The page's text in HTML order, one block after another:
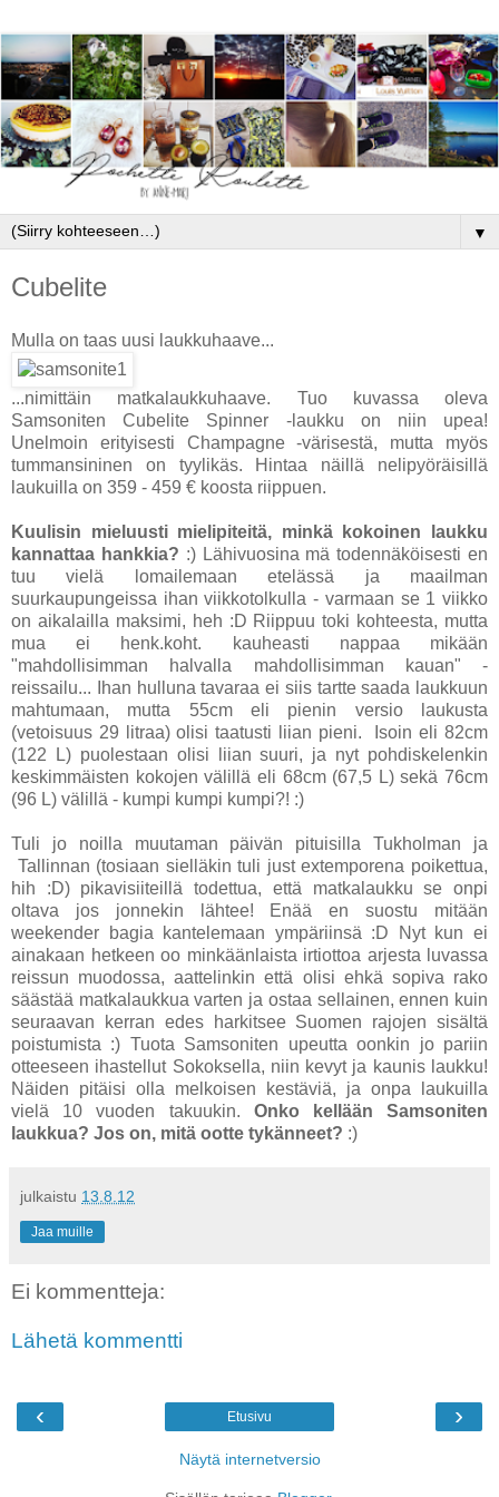
▼
Cubelite
Mulla on taas uusi laukkuhaave...
...nimittäin matkalaukkuhaave. Tuo kuvassa oleva
Samsoniten Cubelite Spinner -laukku on niin upea!
Unelmoin erityisesti Champagne -värisestä, mutta myös
tummansininen on tyylikäs. Hintaa näillä nelipyöräisillä
laukuilla on 359 - 459 € koosta riippuen.
Kuulisin mieluusti mielipiteitä, minkä kokoinen laukku
kannattaa hankkia? :) Lähivuosina mä todennäköisesti en
tuu vielä lomailemaan etelässä ja maailman
suurkaupungeissa ihan viikkotolkulla - varmaan se 1 viikko
on aikalailla maksimi, heh :D Riippuu toki kohteesta, mutta
mua ei henk.koht. kauheasti nappaa mikään
"mahdollisimman halvalla mahdollisimman kauan" -
reissailu... Ihan hulluna tavaraa ei siis tartte saada laukkuun
mahtumaan, mutta 55cm eli pienin versio laukusta
(vetoisuus 29 litraa) olisi taatusti liian pieni. Isoin eli 82cm
(122 L) puolestaan olisi liian suuri, ja nyt pohdiskelenkin
keskimmäisten kokojen välillä eli 68cm (67,5 L) sekä 76cm
(96 L) välillä - kumpi kumpi kumpi?! :)
Tuli jo noilla muutaman päivän pituisilla Tukholman ja
Tallinnan (tosiaan sielläkin tuli just extemporena poikettua,
hih :D) pikavisiiteillä todettua, että matkalaukku se onpi
oltava jos jonnekin lähtee! Enää en suostu mitään
weekender bagia kantelemaan ympäriinsä :D Nyt kun ei
ainakaan hetkeen oo minkäänlaista irtiottoa arjesta luvassa
reissun muodossa, aattelinkin että olisi ehkä sopiva rako
säästää matkalaukkua varten ja ostaa sellainen, ennen kuin
seuraavan kerran edes harkitsee Suomen rajojen sisältä
poistumista :) Tuota Samsoniten upeutta oonkin jo pariin
otteeseen ihastellut Sokoksella, niin kevyt ja kaunis laukku!
Näiden pitäisi olla melkoisen kestäviä, ja onpa laukuilla
vielä 10 vuoden takuukin. Onko kellään Samsoniten
laukkua? Jos on, mitä ootte tykänneet? :)
julkaistu 13.8.12
Jaa muille
Ei kommentteja:
Lähetä kommentti
‹ ›
Etusivu
Näytä internetversio